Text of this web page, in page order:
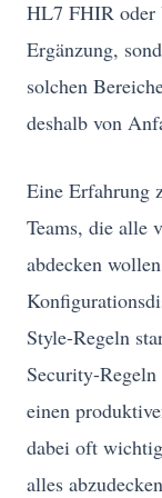
HL7 FHIR oder
Ergänzung,
solchen
deshalb von
Eine Erfahrung
Teams, die alle
abdecken
Style-Regeln
Security-
einen
dabei oft
alles